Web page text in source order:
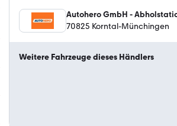
Autohero GmbH -
70825 Korntal-Münchingen
Weitere Fahrzeuge dieses Händlers